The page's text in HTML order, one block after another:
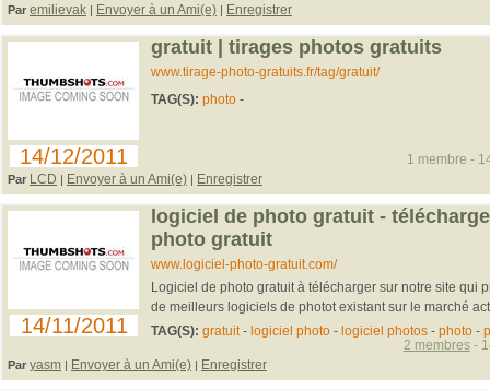
Par emilievak | Envoyer à un Ami(e) | Enregistrer
14/12/2011
gratuit | tirages photos gratuits
www.tirage-photo-gratuits.fr/tag/gratuit/
TAG(S): photo-
Par LCD | Envoyer à un Ami(e) | Enregistrer
1 membre -
14/11/2011
logiciel de photo gratuit -
photo gratuit
www.logiciel-photo-gratuit.com/
Logiciel de photo gratuit à télécharger sur notre site qui
de meilleurs logiciels de photot existant sur le marché
TAG(S): gratuit- logiciel photo- logiciel photos- photo-
Par yasm | Envoyer à un Ami(e) | Enregistrer
2 membres-